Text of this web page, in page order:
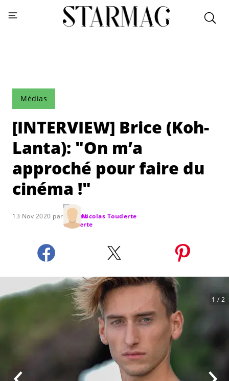
Médias
[INTERVIEW] Brice (Koh-
Lanta): "On m’a
approché pour faire du
cinéma !"
13 Nov 2020 par Nicolas Touderte
1 / 2